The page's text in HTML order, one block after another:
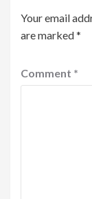
Your email
are marked*
Comment *